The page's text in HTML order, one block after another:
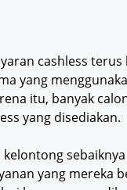
cashless
yang
itu, banyak
yang disediakan.
yang mereka